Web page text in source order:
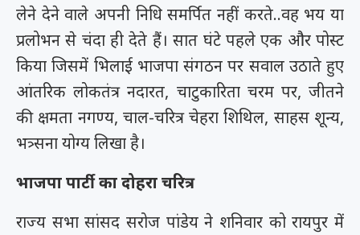
लेने देने वाले अपनी निधि समर्पित नहीं करते..वह भय या
प्रलोभन से चंदा ही देते हैं। सात घंटे पहले एक और पोस्ट
किया जिसमें भिलाई भाजपा संगठन पर सवाल उठाते हुए
आंतरिक लोकतंत्र नदारत, चाटुकारिता चरम पर, जीतने
की क्षमता नगण्य, चाल-चरित्र चेहरा शिथिल, साहस शून्य,
भत्र्सना योग्य लिखा है।
भाजपा पार्टी का दोहरा चरित्र
राज्य सभा सांसद सरोज पांडेय ने शनिवार को रायपुर में